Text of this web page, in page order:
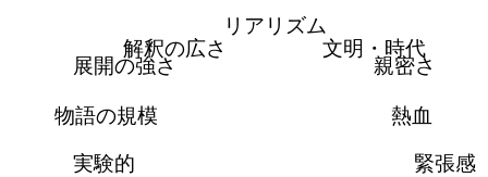
リアリズム
文明・時代
親密さ
熱血
緊張感
実験的
物語の規模
展開の強さ
解釈の広さ